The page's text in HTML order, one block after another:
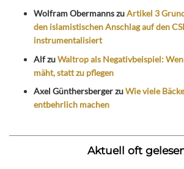
Wolfram ObermannszuArtikel 3
den islamistischen Anschlag auf den
instrumentalisiert
AlfzuWaltrop als Negativbeispiel:
mäht, statt zu pflegen
Axel GünthersbergerzuWie viele
entbehrlich machen
Aktuell oft